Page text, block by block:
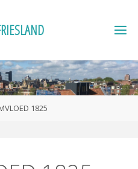
RIESLAND
1825